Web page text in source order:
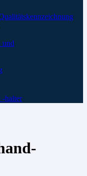
und
-halter